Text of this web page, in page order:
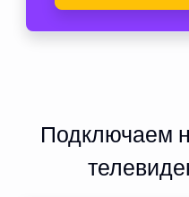
Подключаем